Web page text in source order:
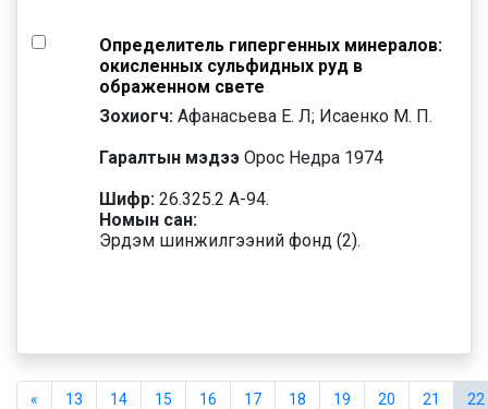
Определитель гипергенных минералов:
окисленных сульфидных руд в
ображенном свете
Зохиогч: Афанасьева Е. Л; Исаенко М. П.
Гаралтын мэдээ Орос Недра 1974
Шифр: 26.325.2 А-94.
Номын сан:
Эрдэм шинжилгээний фонд (2).
« 13 14 15 16 17 18 19 20 21 22